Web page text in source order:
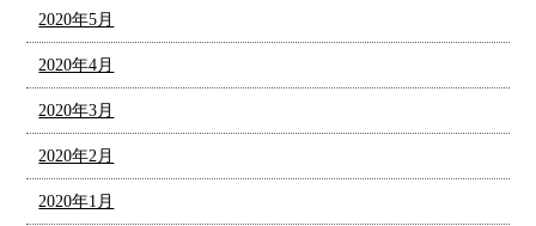
2020年5月
2020年4月
2020年3月
2020年2月
2020年1月